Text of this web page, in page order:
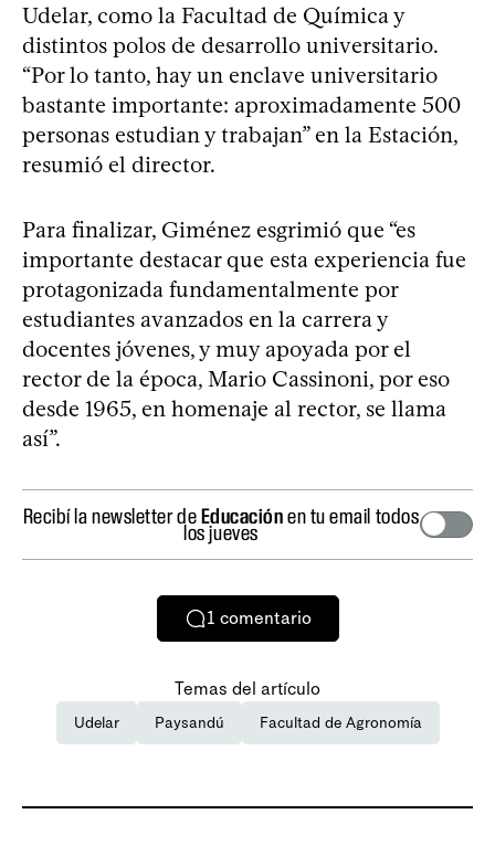
Udelar, como la Facultad de Química y
distintos polos de desarrollo universitario.
“Por lo tanto, hay un enclave universitario
bastante importante: aproximadamente 500
personas estudian y trabajan” en la Estación,
resumió el director.
Para finalizar, Giménez esgrimió que “es
importante destacar que esta experiencia fue
protagonizada fundamentalmente por
estudiantes avanzados en la carrera y
docentes jóvenes, y muy apoyada por el
rector de la época, Mario Cassinoni, por eso
desde 1965, en homenaje al rector, se llama
así”.
Recibí la newsletter deEducaciónen tu email todos
los jueves
1 comentario
Temas del artículo
Udelar Paysandú Facultad de Agronomía